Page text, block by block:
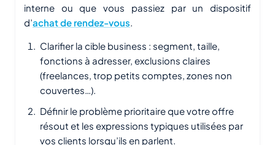
interne ou que vous passiez par un dispositif
d’achat de rendez-vous
Clarifier la cible business : segment, taille,
fonctions à adresser, exclusions claires
(freelances, trop petits comptes, zones non
couvertes…).
Définir le problème prioritaire que votre offre
résout et les expressions typiques utilisées par
vos clients lorsqu’ils en parlent.